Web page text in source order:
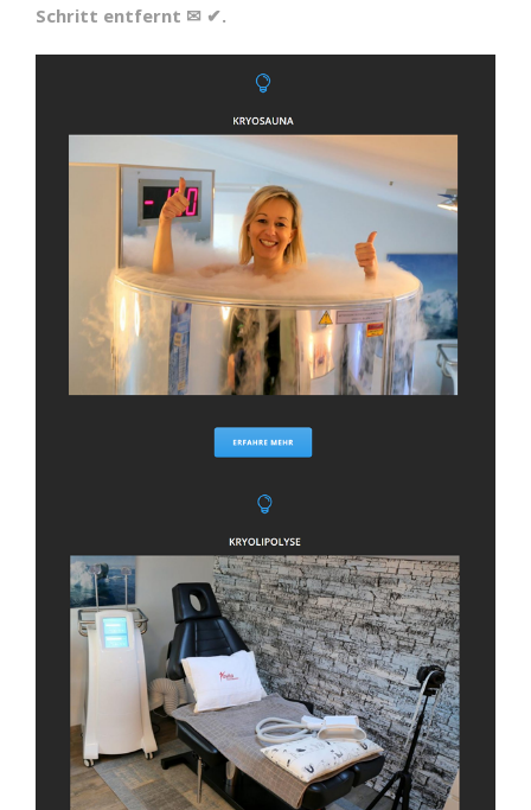
Schritt entfernt ✉ ✔.